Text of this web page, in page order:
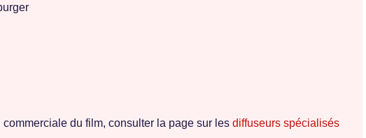
du film, consulter la page sur les diffuseurs spécialisés